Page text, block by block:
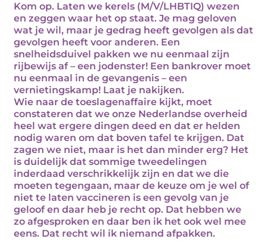
Kom op. Laten we kerels (M/V/LHBTIQ) wezen
en zeggen waar het op staat. Je mag geloven
wat je wil, maar je gedrag heeft gevolgen als dat
gevolgen heeft voor anderen. Een
snelheidsduivel pakken we nu eenmaal zijn
rijbewijs af – een jodenster! Een bankrover moet
nu eenmaal in de gevangenis – een
vernietingskamp! Laat je nakijken.
Wie naar de toeslagenaffaire kijkt, moet
constateren dat we onze Nederlandse overheid
heel wat ergere dingen deed en dat er helden
nodig waren om dat boven tafel te krijgen. Dat
zagen we niet, maar is het dan minder erg? Het
is duidelijk dat sommige tweedelingen
inderdaad verschrikkelijk zijn en dat we die
moeten tegengaan, maar de keuze om je wel of
niet te laten vaccineren is een gevolg van je
geloof en daar heb je recht op. Dat hebben we
zo afgesproken en daar ben ik het ook wel mee
eens. Dat recht wil ik niemand afpakken.